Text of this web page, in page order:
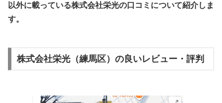
以外に載っている株式会社栄光の口コミについて紹介しま
す。
株式会社栄光（練馬区）の良いレビュー・評判